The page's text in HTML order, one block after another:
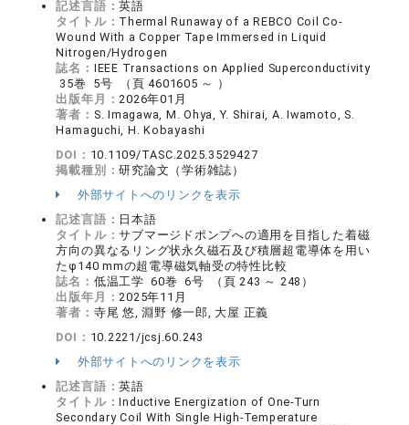
記述言語：英語
タイトル： Thermal Runaway of a REBCO Coil Co-
Wound With a Copper Tape Immersed in Liquid
Nitrogen/Hydrogen
誌名： IEEE Transactions on Applied Superconductivity
35巻 5号 （頁 4601605 ～ ）
出版年月：2026年01月
著者： S. Imagawa, M. Ohya, Y. Shirai, A. Iwamoto, S.
Hamaguchi, H. Kobayashi
DOI： 10.1109/TASC.2025.3529427
掲載種別：研究論文（学術雑誌）
外部サイトへのリンクを表示
記述言語： 日本語
タイトル：サブマージドポンプへの適用を目指した着磁
方向の異なるリング状永久磁石及び積層超電導体を用い
たφ140 mmの超電導磁気軸受の特性比較
誌名： 低温工学 60巻 6号 （頁 243 ～ 248）
出版年月：2025年11月
著者： 寺尾 悠, 淵野 修一郎, 大屋 正義
DOI： 10.2221/jcsj.60.243
外部サイトへのリンクを表示
記述言語：英語
タイトル：Inductive Energization of One-Turn
Secondary Coil With Single High-Temperature